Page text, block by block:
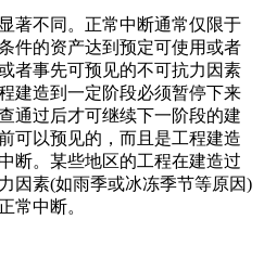
不同。正常中断通常仅限于
件的资产达到预定可使用或者
者事先可预见的不可抗力因素
建造到一定阶段必须暂停下来
通过后才可继续下一阶段的建
可以预见的，而且是工程建造
断。某些地区的工程在建造过
因素(如雨季或冰冻季节等原因)
常中断。